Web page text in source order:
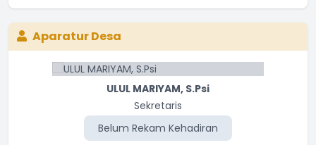
Aparatur Desa
ULUL MARIYAM, S.Psi
Sekretaris
Belum Rekam Kehadiran